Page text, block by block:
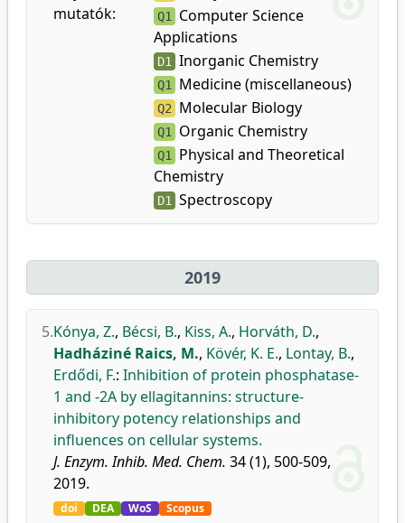
mutatók:
Q1
Computer Science
Applications
D1 Inorganic Chemistry
Q1 Medicine (miscellaneous)
Q2 Molecular Biology
Q1 Organic Chemistry
Q1
Physical and Theoretical
Chemistry
D1 Spectroscopy
2019
5.Kónya, Z., Bécsi, B., Kiss, A., Horváth, D.,
Hadháziné Raics, M., Kövér, K. E., Lontay, B.,
Erdődi, F.: Inhibition of protein phosphatase-
1 and -2A by ellagitannins: structure-
inhibitory potency relationships and
influences on cellular systems.
J. Enzym. Inhib. Med. Chem. 34 (1), 500-509,
2019.
doi DEA WoS Scopus